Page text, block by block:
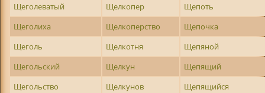
Щеголеватый
Щелкопер
Щепоть
Щеголиха
Щелкоперство
Щепочка
Щеголь
Щелкотня
Щепяной
Щегольский
Щелкун
Щепящий
Щегольство
Щелкунов
Щепящийся